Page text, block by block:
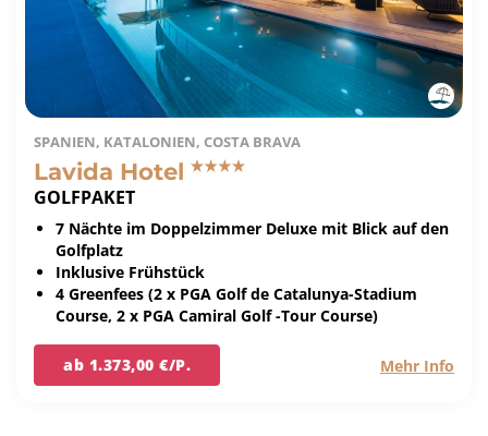
SPANIEN, KATALONIEN, COSTA BRAVA
Lavida Hotel
GOLFPAKET
7 Nächte im Doppelzimmer Deluxe mit Blick auf den
Golfplatz
Inklusive Frühstück
4 Greenfees (2 x PGA Golf de Catalunya-Stadium
Course, 2 x PGA Camiral Golf -Tour Course)
ab 1.373,00 €/P. Mehr Info